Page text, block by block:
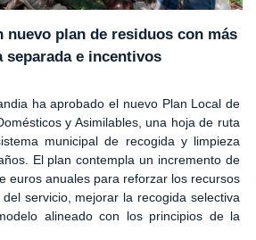
nuevo plan de residuos con más
separada e incentivos
ha aprobado el nuevo Plan Local de
y Asimilables, una hoja de ruta
municipal de recogida y limpieza
El plan contempla un incremento de
euros anuales para reforzar los recursos
servicio, mejorar la recogida selectiva
alineado con los principios de la